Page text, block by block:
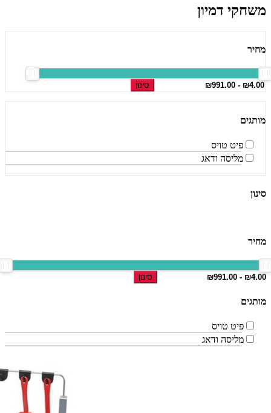
משחקי דמיון
מחיר
סינון
מותגים
פיט טויס
מליסה ודאג
סינון
מחיר
סינון
מותגים
פיט טויס
מליסה ודאג